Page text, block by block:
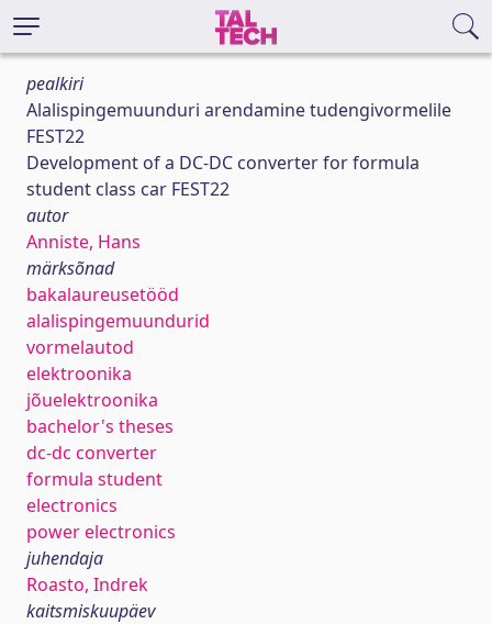
pealkiri
Alalispingemuunduri arendamine tudengivormelile
FEST22
Development of a DC-DC converter for formula
student class car FEST22
autor
Anniste, Hans
märksõnad
bakalaureusetööd
alalispingemuundurid
vormelautod
elektroonika
jõuelektroonika
bachelor's theses
dc-dc converter
formula student
electronics
power electronics
juhendaja
Roasto, Indrek
kaitsmiskuupäev